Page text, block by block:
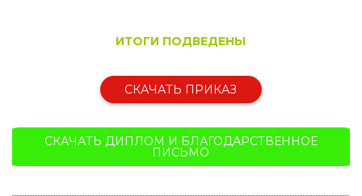
ИТОГИ ПОДВЕДЕНЫ
СКАЧАТЬ ПРИКАЗ
СКАЧАТЬ ДИПЛОМ И БЛАГОДАРСТВЕННОЕ
ПИСЬМО